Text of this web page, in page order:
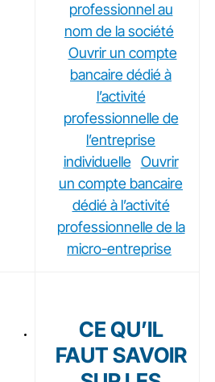
professionnel au
nom de la société
Ouvrir un compte
bancaire dédié à
l’activité
professionnelle de
l’entreprise
individuelle Ouvrir
un compte bancaire
dédié à l’activité
professionnelle de la
micro-entreprise
CE QU’IL
FAUT SAVOIR